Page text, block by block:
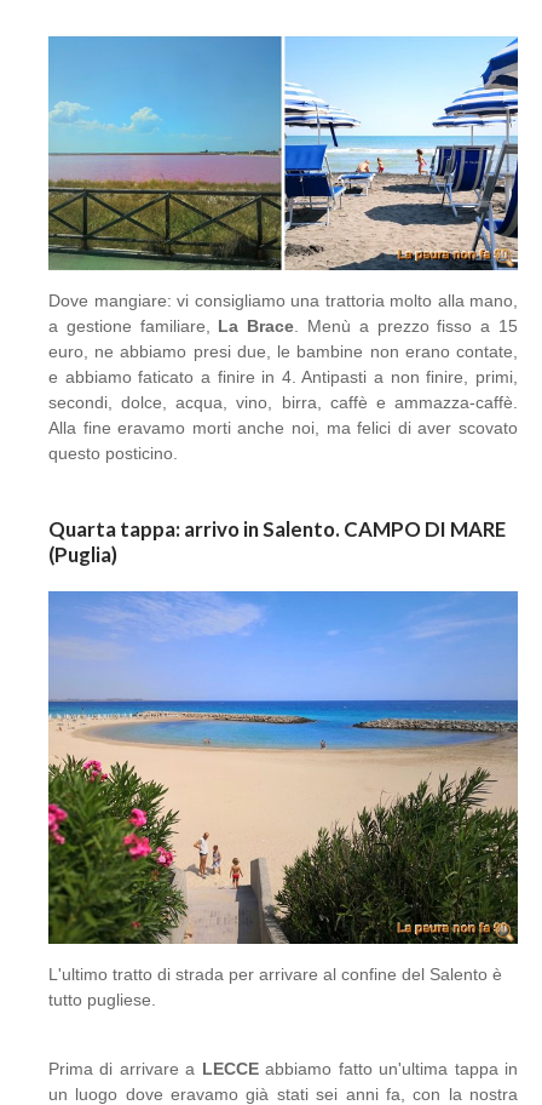
Dove mangiare: vi consigliamo una trattoria molto alla mano,
a gestione familiare, La Brace . Menù a prezzo fisso a 15
euro, ne abbiamo presi due, le bambine non erano contate,
e abbiamo faticato a finire in 4. Antipasti a non finire, primi,
secondi, dolce, acqua, vino, birra, caffè e ammazza-caffè.
Alla fine eravamo morti anche noi, ma felici di aver scovato
questo posticino.
Quarta tappa: arrivo in Salento. CAMPO DI MARE
(Puglia)
L'ultimo tratto di strada per arrivare al confine del Salento è
tutto pugliese.
Prima di arrivare a LECCEabbiamo fatto un'ultima tappa in
un luogo dove eravamo già stati sei anni fa, con la nostra